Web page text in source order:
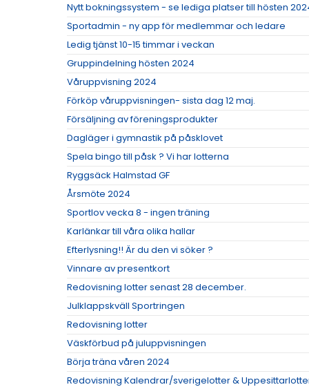
Nytt bokningssystem - se lediga platser till hösten
Sportadmin - ny app för medlemmar och ledare
Ledig tjänst 10-15 timmar i veckan
Gruppindelning hösten 2024
Våruppvisning 2024
Förköp våruppvisningen- sista dag 12 maj.
Försäljning av föreningsprodukter
Dagläger i gymnastik på påsklovet
Spela bingo till påsk ? Vi har lotterna
Ryggsäck Halmstad GF
Årsmöte 2024
Sportlov vecka 8 - ingen träning
Karlänkar till våra olika hallar
Efterlysning!! Är du den vi söker ?
Vinnare av presentkort
Redovisning lotter senast 28 december.
Julklappskväll Sportringen
Redovisning lotter
Väskförbud på juluppvisningen
Börja träna våren 2024
Redovisning Kalendrar/sverigelotter &